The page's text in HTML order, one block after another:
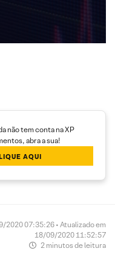
não tem conta na XP
abra a sua!
AQUI
2020 07:35:26 • Atualizado em
18/09/2020 11:52:57
2 minutos de leitura